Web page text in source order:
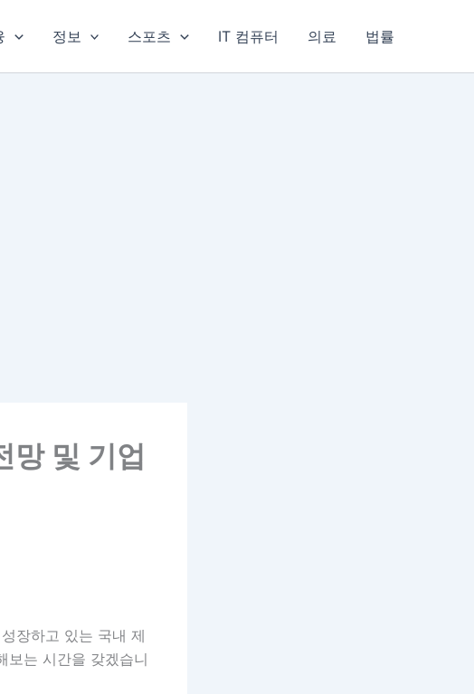
정보 스포츠 IT 컴퓨터 의료 법률
망 및 기업
장하고 있는 국내 제
보는 시간을 갖겠습니